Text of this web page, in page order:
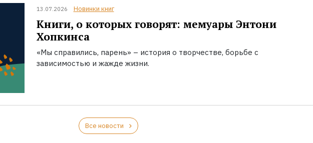
13.07.2026 Новинки книг
Книги, о которых говорят: мемуары Энтони
Хопкинса
«Мы справились, парень» – история о творчестве, борьбе с
зависимостью и жажде жизни.
Все новости